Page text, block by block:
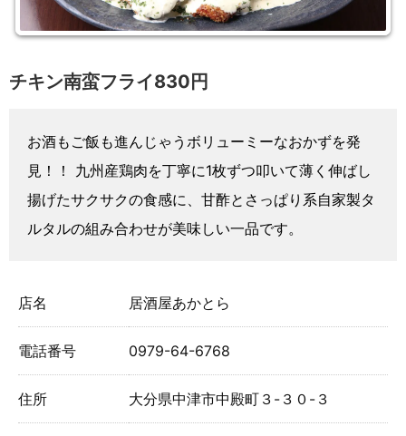
チキン南蛮フライ830円
お酒もご飯も進んじゃうボリューミーなおかずを発
見！！ 九州産鶏肉を丁寧に1枚ずつ叩いて薄く伸ばし
揚げたサクサクの食感に、甘酢とさっぱり系自家製タ
ルタルの組み合わせが美味しい一品です。
店名 居酒屋あかとら
電話番号 0979-64-6768
住所 大分県中津市中殿町３-３０-３